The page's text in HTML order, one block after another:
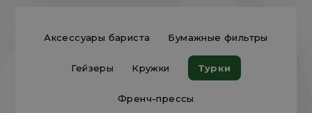
Аксессуары бариста Бумажные фильтры
Гейзеры Кружки Турки
Френч-прессы